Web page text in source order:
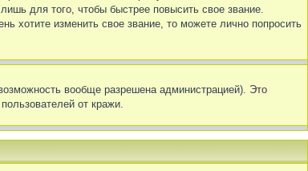
для того, чтобы быстрее повысить свое звание.
хотите изменить свое звание, то можете лично попросить
вообще разрешена администрацией). Это
от кражи.